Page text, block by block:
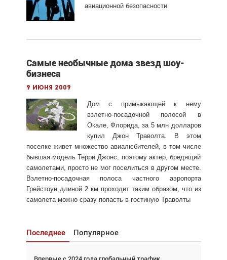
авиационной безопасности
Самые необычные дома звезд шоу-
бизнеса
9 июня 2009
Дом с примыкающей к нему
взлетно-посадочной полосой в
Окале, Флорида, за 5 млн долларов
купил Джон Траволта. В этом
поселке живет множество авиалюбителей, в том числе
бывшая модель Терри Джонс, поэтому актер, бредящий
самолетами, просто не мог поселиться в другом месте.
Взлетно-посадочная полоса частного аэропорта
Грейстоун длиной 2 км проходит таким образом, что из
самолета можно сразу попасть в гостиную Траволты
Последнее Популярное